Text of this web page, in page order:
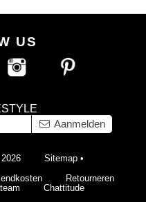
US
Aanmelden
Sitemap •
Retourneren
Chattitude